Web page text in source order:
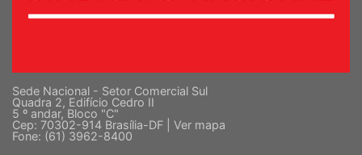
Sede Nacional - Setor Comercial Sul
Quadra 2, Edifício Cedro II
5 º andar, Bloco "C"
Cep: 70302-914 Brasília-DF |